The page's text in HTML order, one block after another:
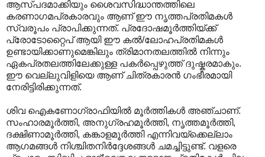
ആസ്പദമാക്കിയും ശൈവസിദ്ധാന്തത്തിലെ
കരണാഗമപ്രകാരവും ആണ് ഈ നൃത്തപ്രതിമകള്‍
സ്വരൂപം പ്രാപിക്കുന്നത്. ‍പ്രദോഷമൂര്‍ത്തിയ്ക്ക്
പ്രോടോറ്റൈപ് ആയി ഈ കല്‍/ലോഹപ്രതിമകള്‍
ഉണ്ടായിക്കാണുമെങ്കിലും ത്രിമാനതലത്തില്‍ നിന്നും
ഏകപ്രതലത്തിലേക്കുള്ള പകര്‍പ്പെഴുത്ത് ദുഷ്കരമാകും.
ഈ വെല്ലുവിളിയെ ആണ് ചിത്രകാരന്‍ ഗംഭീരമായി
നേരിട്ടിരിക്കുന്നത്.
ശിവ ഐകണോഗ്രാഫിയില്‍ മൂര്‍ത്തികള്‍ അഞ്ചാണ്.
സംഹാരമൂര്‍ത്തി, അനുഗ്രഹമൂര്‍ത്തി, നൃത്തമൂര്‍ത്തി,
ദക്ഷിണാമൂര്‍ത്തി, കങ്കാളമൂര്‍ത്തി എന്നിവയ്ക്കെല്ലാം
ആഗമങ്ങള്‍ നിശ്ചിതനിര്‍ദ്ദേശങ്ങള്‍ ചമച്ചിട്ടുണ്ട്. വളരെ